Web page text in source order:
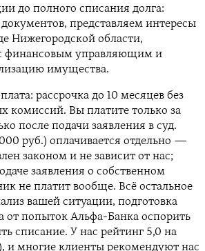
до полного списания долга:
представляем интересы
Нижегородской области,
финансовым управляющим и
имущества.
рассрочка до 10 месяцев без
комиссий. Вы платите только за
после подачи заявления в суд.
руб.) оплачивается отдельно —
законом и не зависит от нас;
заявления о собственном
не платит вообще. Всё остальное
вашей ситуации, подготовка
от попыток Альфа-Банка оспорить
списание. У нас рейтинг 5,0 на
и многие клиенты рекомендуют нас